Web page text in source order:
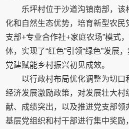
乐坪村位于沙道沟镇南部，
化和自然生态优势，培育新型农民
支部+专业合作社+家庭农场”模式
体，实现了“红色”引领“绿色”发展
党建赋能乡村振兴初见成效。
以行政村布局优化调整为切
经济发展激励政策，对发展壮大村
献、成绩突出，以及推进党支部领
基层党组织和村干部进行集中奖励